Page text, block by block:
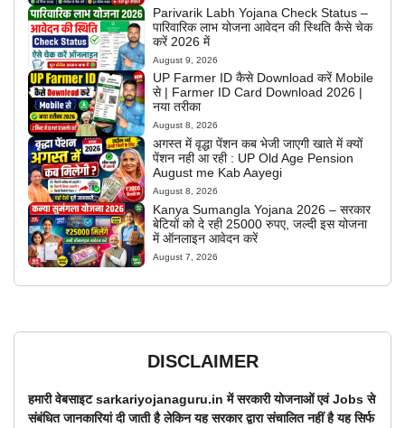
Parivarik Labh Yojana Check Status –
पारिवारिक लाभ योजना आवेदन की स्थिति कैसे चेक
करें 2026 में
August 9, 2026
UP Farmer ID कैसे Download करें Mobile
से | Farmer ID Card Download 2026 |
नया तरीका
August 8, 2026
अगस्त में वृद्धा पेंशन कब भेजी जाएगी खाते में क्यों
पेंशन नही आ रही : UP Old Age Pension
August me Kab Aayegi
August 8, 2026
Kanya Sumangla Yojana 2026 – सरकार
बेटियों को दे रही 25000 रुपए, जल्दी इस योजना
में ऑनलाइन आवेदन करें
August 7, 2026
DISCLAIMER
हमारी वेबसाइट sarkariyojanaguru.in में सरकारी योजनाओं एवं Jobs से
संबंधित जानकारियां दी जाती है लेकिन यह सरकार द्वारा संचालित नहीं है यह सिर्फ